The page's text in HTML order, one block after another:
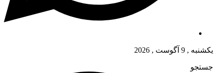
یکشنبه , 9 آگوست , 2026
جستجو